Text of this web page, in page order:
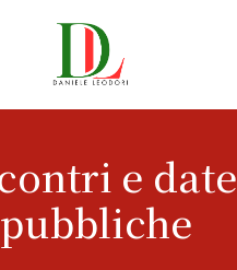
e date
pubbliche